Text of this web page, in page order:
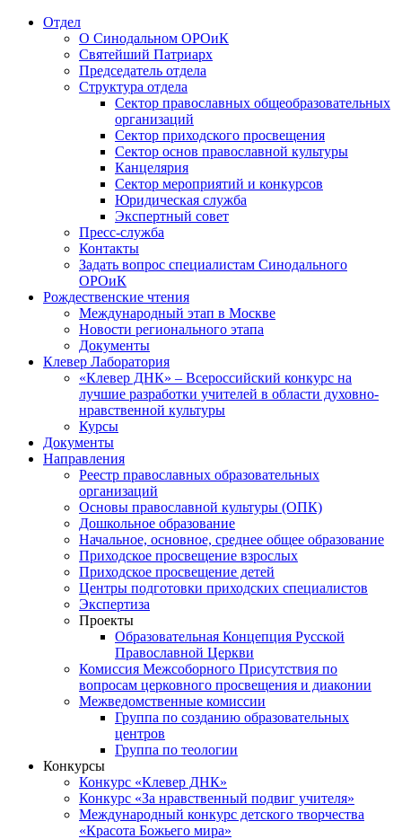
Отдел
О Синодальном ОРОиК
Святейший Патриарх
Председатель отдела
Структура отдела
Сектор православных общеобразовательных
организаций
Сектор приходского просвещения
Сектор основ православной культуры
Канцелярия
Сектор мероприятий и конкурсов
Юридическая служба
Экспертный совет
Пресс-служба
Контакты
Задать вопрос специалистам Синодального
ОРОиК
Рождественские чтения
Международный этап в Москве
Новости регионального этапа
Документы
Клевер Лаборатория
«Клевер ДНК» – Всероссийский конкурс на
лучшие разработки учителей в области духовно-
нравственной культуры
Курсы
Документы
Направления
Реестр православных образовательных
организаций
Основы православной культуры (ОПК)
Дошкольное образование
Начальное, основное, среднее общее образование
Приходское просвещение взрослых
Приходское просвещение детей
Центры подготовки приходских специалистов
Экспертиза
Проекты
Образовательная Концепция Русской
Православной Церкви
Комиссия Межсоборного Присутствия по
вопросам церковного просвещения и диаконии
Межведомственные комиссии
Группа по созданию образовательных
центров
Группа по теологии
Конкурсы
Конкурс «Клевер ДНК»
Конкурс «За нравственный подвиг учителя»
Международный конкурс детского творчества
«Красота Божьего мира»